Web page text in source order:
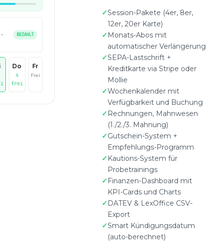
Session-Pakete (4er, 8er,
12er, 20er Karte)
Monats-Abos mit
automatischer Verlängerung
SEPA-Lastschrift +
Kreditkarte via Stripe oder
Mollie
Wochenkalender mit
Verfügbarkeit und Buchung
Rechnungen, Mahnwesen
(1./2./3. Mahnung)
Gutschein-System +
Empfehlungs-Programm
Kautions-System für
Probetrainings
Finanzen-Dashboard mit
KPI-Cards und Charts
DATEV & LexOffice CSV-
Export
Smart Kündigungsdatum
(auto-berechnet)
BEZAHLT
Do
4
frei
Fr
Frei